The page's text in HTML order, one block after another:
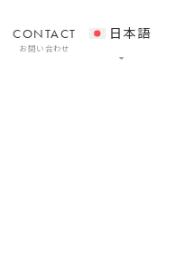
CONTACT
お問い合わせ
日本語